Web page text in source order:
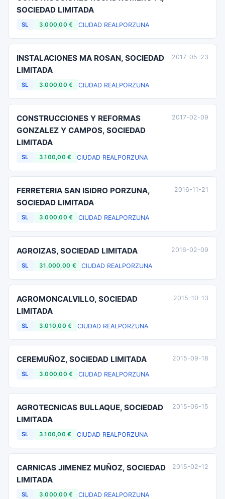
SOCIEDAD LIMITADA
SL 3.000,00 € CIUDAD REAL PORZUNA
INSTALACIONES MA ROSAN, SOCIEDAD
LIMITADA
SL 3.000,00 € CIUDAD REAL PORZUNA
2017-05-23
CONSTRUCCIONES Y REFORMAS
GONZALEZ Y CAMPOS, SOCIEDAD
LIMITADA
SL 3.100,00 € CIUDAD REAL PORZUNA
2017-02-09
FERRETERIA SAN ISIDRO PORZUNA,
SOCIEDAD LIMITADA
SL 3.000,00 € CIUDAD REAL PORZUNA
2016-11-21
AGROIZAS, SOCIEDAD LIMITADA
SL 31.000,00 € CIUDAD REAL PORZUNA
2016-02-09
AGROMONCALVILLO, SOCIEDAD
LIMITADA
SL 3.010,00 € CIUDAD REAL PORZUNA
2015-10-13
CEREMUÑOZ, SOCIEDAD LIMITADA
SL 3.000,00 € CIUDAD REAL PORZUNA
2015-09-18
AGROTECNICAS BULLAQUE, SOCIEDAD
LIMITADA
SL 3.100,00 € CIUDAD REAL PORZUNA
2015-06-15
CARNICAS JIMENEZ MUÑOZ, SOCIEDAD
LIMITADA
SL 3.000,00 € CIUDAD REAL PORZUNA
2015-02-12